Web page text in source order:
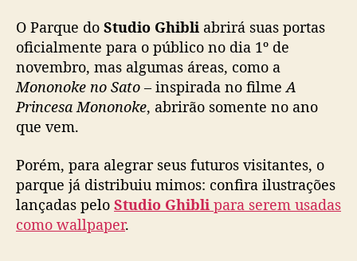
S
t
u
d
i
h
i
b
l
O Parque do Studio Ghibli abrirá suas portas
oficialmente para o público no dia 1º de
novembro, mas algumas áreas, como a
Mononoke no Sato – inspirada no filmeA
Princesa Mononoke, abrirão somente no ano
que vem.
Porém, para alegrar seus futuros visitantes, o
parque já distribuiu mimos: confira ilustrações
lançadas pelo Studio Ghibli para serem usadas
como wallpaper.